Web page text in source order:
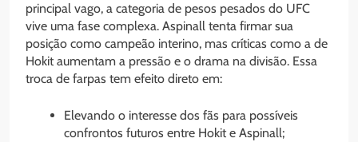
principal vago, a categoria de pesos pesados do UFC
vive uma fase complexa. Aspinall tenta firmar sua
posição como campeão interino, mas críticas como a de
Hokit aumentam a pressão e o drama na divisão. Essa
troca de farpas tem efeito direto em:
Elevando o interesse dos fãs para possíveis
confrontos futuros entre Hokit e Aspinall;